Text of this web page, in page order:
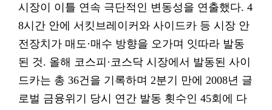
시장이 이틀 연속 극단적인 변동성을 연출했다. 4
8시간 안에 서킷브레이커와 사이드카 등 시장 안
전장치가 매도·매수 방향을 오가며 잇따라 발동
된 것. 올해 코스피·코스닥 시장에서 발동된 사이
드카는 총 36건을 기록하며 2분기 만에 2008년 글
로벌 금융위기 당시 연간 발동 횟수인 45회에 다